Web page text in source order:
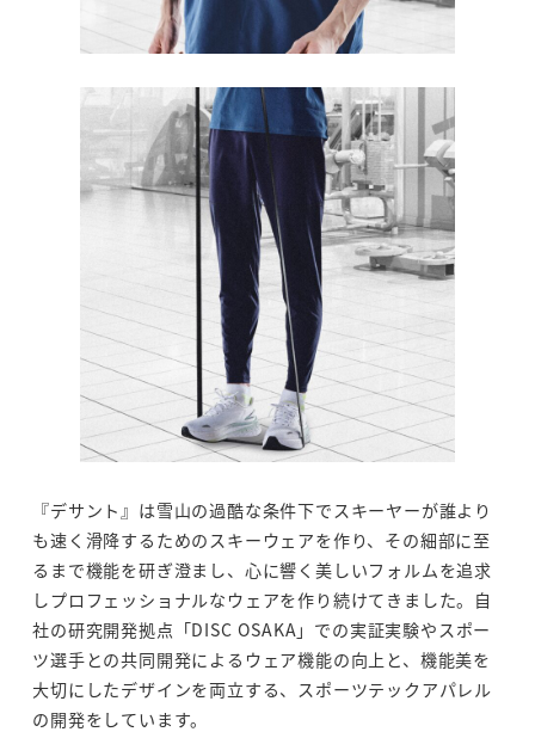
『デサント』は雪山の過酷な条件下でスキーヤーが誰より
も速く滑降するためのスキーウェアを作り、その細部に至
るまで機能を研ぎ澄まし、心に響く美しいフォルムを追求
しプロフェッショナルなウェアを作り続けてきました。自
社の研究開発拠点「DISC OSAKA」での実証実験やスポー
ツ選手との共同開発によるウェア機能の向上と、機能美を
大切にしたデザインを両立する、スポーツテックアパレル
の開発をしています。